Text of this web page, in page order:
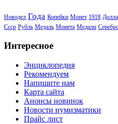
Новодел Года Копейки Монет 1918
Ссср Рубль Медаль Монета Медали
Интересное
Энциклопедия
Рекомендуем
Напишите нам
Карта сайта
Анонсы новинок
Новости нумизматики
Прайс лист